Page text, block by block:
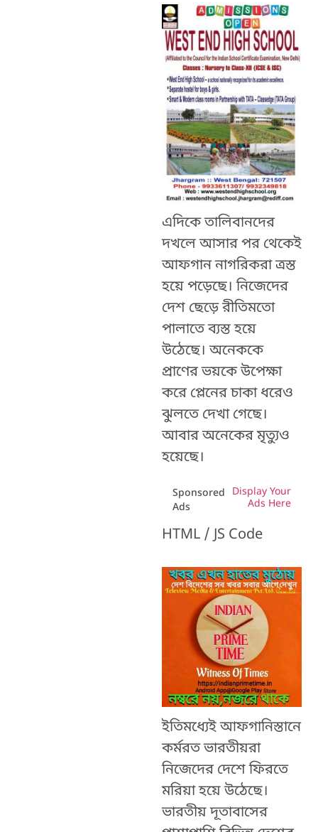
এদিকে তালিবানদের
দখলে আসার পর থেকেই
আফগান নাগরিকরা ত্রস্ত
হয়ে পড়েছে। নিজেদের
দেশ ছেড়ে রীতিমতো
পালাতে ব্যস্ত হয়ে
উঠেছে। অনেককে
প্রাণের ভয়কে উপেক্ষা
করে প্লেনের চাকা ধরেও
ঝুলতে দেখা গেছে।
আবার অনেকের মৃত্যুও
হয়েছে।
Sponsored
Ads
Display Your
Ads Here
HTML / JS Code
ইতিমধ্যেই আফগানিস্তানে
কর্মরত ভারতীয়রা
নিজেদের দেশে ফিরতে
মরিয়া হয়ে উঠেছে।
ভারতীয় দূতাবাসের